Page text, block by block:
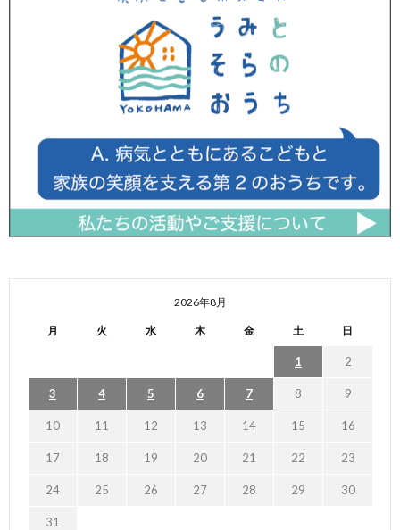
2026年8月
月 火 水 木 金 土 日
1 2
3 4 5 6 7 8 9
10 11 12 13 14 15 16
17 18 19 20 21 22 23
24 25 26 27 28 29 30
31